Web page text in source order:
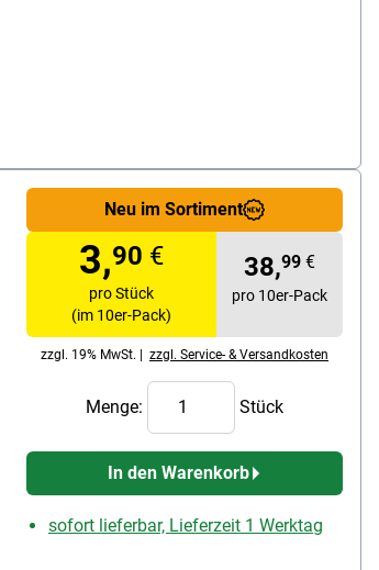
Neu im Sortiment
3,90 €
pro Stück
(im 10er-Pack)
38,99 €
pro 10er-Pack
zzgl. 19% MwSt. | zzgl. Service- & Versandkosten
Menge: Stück
In den Warenkorb
sofort lieferbar, Lieferzeit 1 Werktag